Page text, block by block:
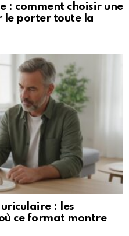
comment choisir une
le porter toute la
: les
ce format montre